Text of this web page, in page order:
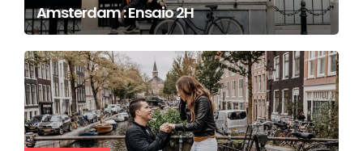
Amsterdam : Ensaio 2H